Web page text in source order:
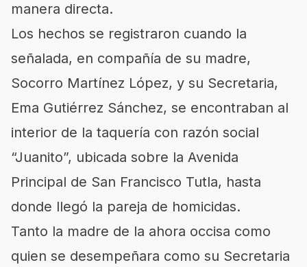
manera directa.
Los hechos se registraron cuando la
señalada, en compañía de su madre,
Socorro Martínez López, y su Secretaria,
Ema Gutiérrez Sánchez, se encontraban al
interior de la taquería con razón social
“Juanito”, ubicada sobre la Avenida
Principal de San Francisco Tutla, hasta
donde llegó la pareja de homicidas.
Tanto la madre de la ahora occisa como
quien se desempeñara como su Secretaria